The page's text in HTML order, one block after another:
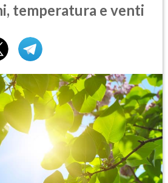
temperatura e venti